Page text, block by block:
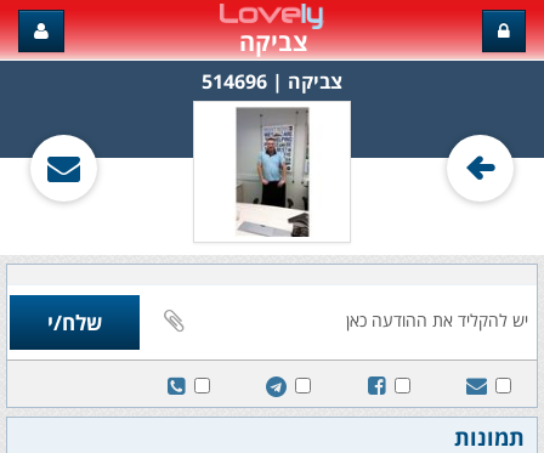
צביקה
צביקה‏ | 514696
תמונות